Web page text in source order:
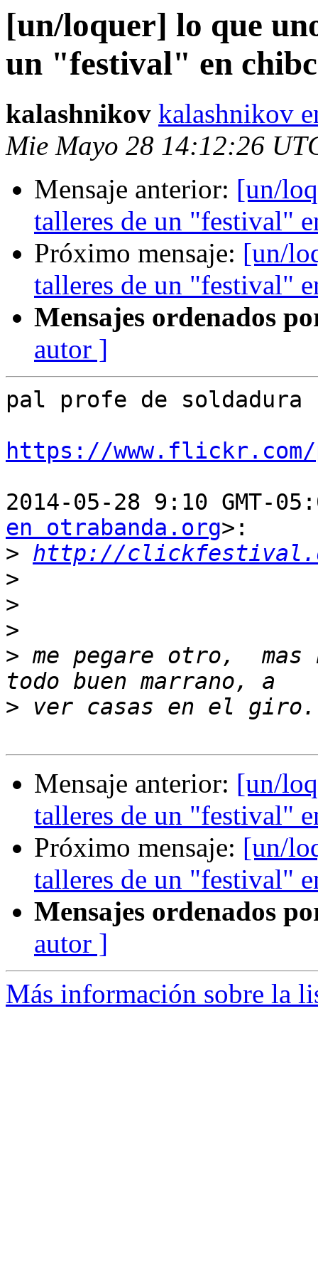
[un/loquer] lo que
un "festival" en
kalashnikov kalashnikov
Mie Mayo 28 14:12:26
Mensaje anterior: [un/
talleres de un "festival"
Próximo mensaje: [un/
talleres de un "festival"
Mensajes ordenados
autor ]
pal profe de soldadura
https://www.flickr.com/
2014-05-28 9:10 GMT-
en otrabanda.org>:
> http://
>
>
>
> me pegare otro,
>
Mensaje anterior: [un/
talleres de un "festival"
Próximo mensaje: [un/
talleres de un "festival"
Mensajes ordenados
autor ]
Más información sobre la